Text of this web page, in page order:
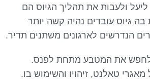
ולעבות את תהליך הגיוס הם
גיוס עובדים נהיה קשה יותר
הנדרשים לארגונים משתנים תדיר.
את המטבע מתחת לפנס.
טאלנט, זיהויו והשימוש בו.